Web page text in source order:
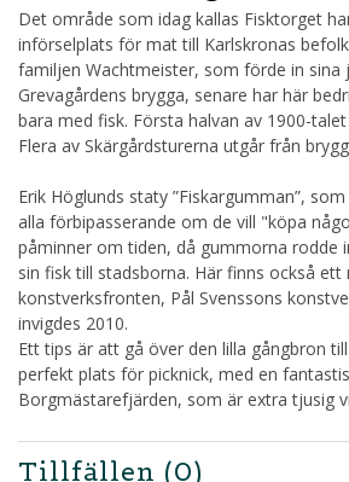
Det område som idag kallas Fisktorget
införselplats för mat till Karlskronas
familjen Wachtmeister, som förde in sina
Grevagårdens brygga, senare har här
bara med fisk. Första halvan av 1900-
Flera av Skärgårdsturerna utgår från
Erik Höglunds staty ”Fiskargumman”,
alla förbipasserande om de vill "köpa
påminner om tiden, då gummorna rodde
sin fisk till stadsborna. Här finns också ett
konstverksfronten, Pål Svenssons
invigdes 2010.
Ett tips är att gå över den lilla gångbron
perfekt plats för picknick, med en
Borgmästarefjärden, som är extra tjusig
Tillfällen (0)